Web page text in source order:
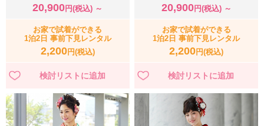
20,900円(税込) ～
お家で試着ができる
1泊2日 事前下見レンタル
2,200円(税込)
20,900円(税込) ～
お家で試着ができる
1泊2日 事前下見レンタル
2,200円(税込)